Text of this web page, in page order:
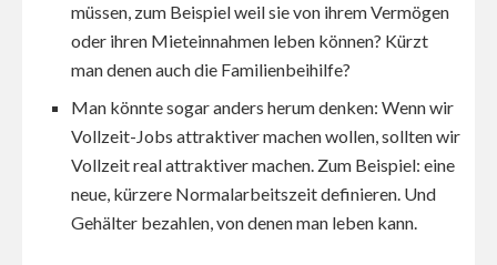
müssen, zum Beispiel weil sie von ihrem Vermögen
oder ihren Mieteinnahmen leben können? Kürzt
man denen auch die Familienbeihilfe?
Man könnte sogar anders herum denken: Wenn wir
Vollzeit-Jobs attraktiver machen wollen, sollten wir
Vollzeit real attraktiver machen. Zum Beispiel: eine
neue, kürzere Normalarbeitszeit definieren. Und
Gehälter bezahlen, von denen man leben kann.